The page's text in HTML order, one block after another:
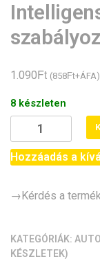
1.090Ft (858Ft+ÁFA)
8 készleten
Digitális
termosztát
-
hőmérséklet-
mennyiség
Hozzáadás a
→Kérdés a
KATEGÓRIÁK:
KÉSZLETEK)